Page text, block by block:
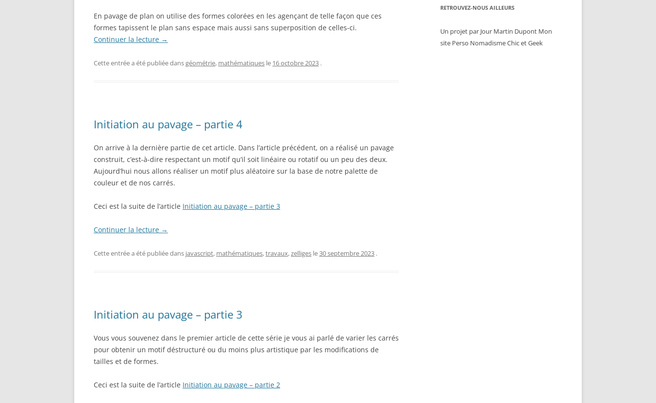
En pavage de plan on utilise des formes colorées en les agençant de telle façon que ces
formes tapissent le plan sans espace mais aussi sans superposition de celles-ci.
Continuer la lecture →
Cette entrée a été publiée dansgéométrie, mathématiques le 16 octobre 2023 .
Initiation au pavage – partie 4
On arrive à la dernière partie de cet article. Dans l’article précédent, on a réalisé un pavage
construit, c’est-à-dire respectant un motif qu’il soit linéaire ou rotatif ou un peu des deux.
Aujourd’hui nous allons réaliser un motif plus aléatoire sur la base de notre palette de
couleur et de nos carrés.
Ceci est la suite de l’article Initiation au pavage – partie 3
Continuer la lecture →
Cette entrée a été publiée dans javascript, mathématiques,travaux,zelliges le30 septembre 2023 .
Initiation au pavage – partie 3
Vous vous souvenez dans le premier article de cette série je vous ai parlé de varier les carrés
pour obtenir un motif déstructuré ou du moins plus artistique par les modifications de
tailles et de formes.
Ceci est la suite de l’article Initiation au pavage – partie 2
RETROUVEZ-NOUS AILLEURS
Un projet par Jour Martin Dupont Mon
site Perso Nomadisme Chic et Geek